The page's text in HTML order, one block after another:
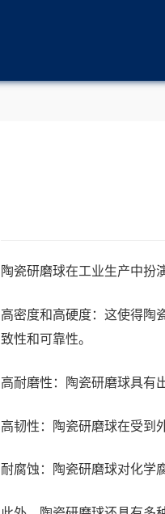
陶瓷研磨球在工业生产中扮
高密度和高硬度：这使得陶
致性和可靠性。
高耐磨性：陶瓷研磨球具有
高韧性：陶瓷研磨球在受到
耐腐蚀：陶瓷研磨球对化学